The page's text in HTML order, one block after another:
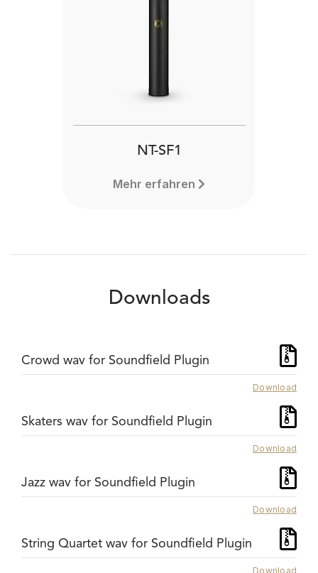
NT-SF1
Mehr erfahren
Downloads
Crowd wav for Soundfield Plugin
Download
Skaters wav for Soundfield Plugin
Download
Jazz wav for Soundfield Plugin
Download
String Quartet wav for Soundfield Plugin
Download